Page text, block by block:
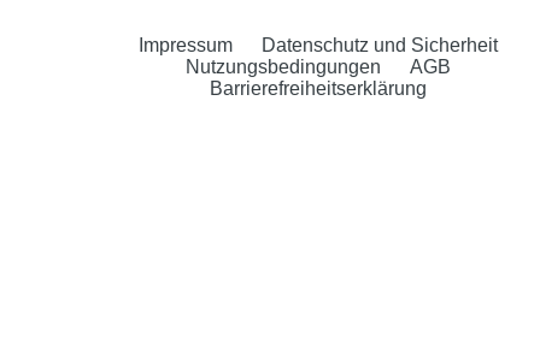
Impressum
Datenschutz und Sicherheit
Nutzungsbedingungen
AGB
Barrierefreiheitserklärung